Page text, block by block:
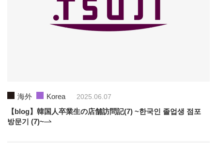
海外 Korea 2025.06.07
【blog】韓国人卒業生の店舗訪問記(7) ~한국인 졸업생 점포
방문기 (7)~